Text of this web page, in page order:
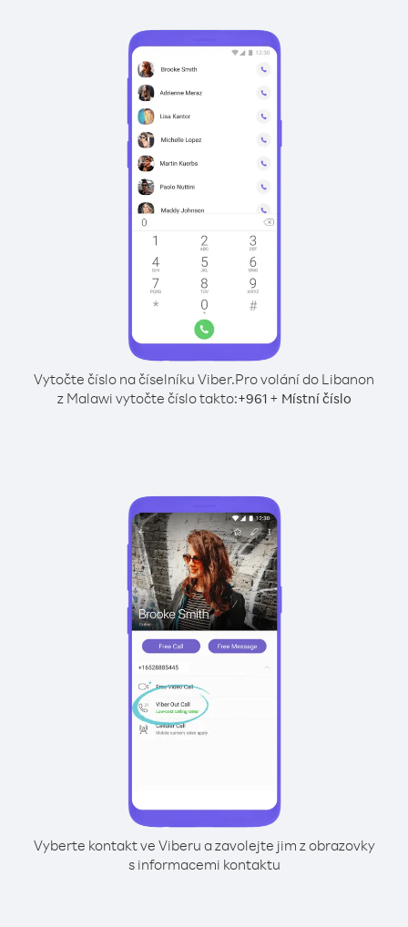
Vytočte číslo na číselníku Viber.Pro volání do Libanon
z Malawi vytočte číslo takto:+961+ Místní číslo
Vyberte kontakt ve Viberu a zavolejte jim z obrazovky
s informacemi kontaktu